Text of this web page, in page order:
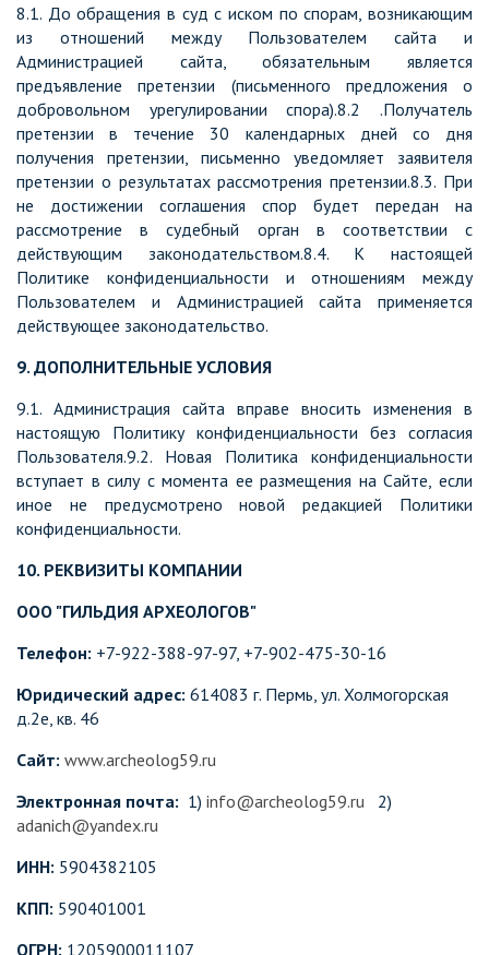
8.1. До обращения в суд с иском по спорам, возникающим
из отношений между Пользователем сайта и
Администрацией сайта, обязательным является
предъявление претензии (письменного предложения о
добровольном урегулировании спора).8.2 .Получатель
претензии в течение 30 календарных дней со дня
получения претензии, письменно уведомляет заявителя
претензии о результатах рассмотрения претензии.8.3. При
не достижении соглашения спор будет передан на
рассмотрение в судебный орган в соответствии с
действующим законодательством.8.4. К настоящей
Политике конфиденциальности и отношениям между
Пользователем и Администрацией сайта применяется
действующее законодательство.
9. ДОПОЛНИТЕЛЬНЫЕ УСЛОВИЯ
9.1. Администрация сайта вправе вносить изменения в
настоящую Политику конфиденциальности без согласия
Пользователя.9.2. Новая Политика конфиденциальности
вступает в силу с момента ее размещения на Сайте, если
иное не предусмотрено новой редакцией Политики
конфиденциальности.
10. РЕКВИЗИТЫ КОМПАНИИ
ООО "ГИЛЬДИЯ АРХЕОЛОГОВ"
Телефон: +7-922-388-97-97, +7-902-475-30-16
Юридический адрес: 614083 г. Пермь, ул. Холмогорская
д.2е, кв. 46
Сайт: www.archeolog59.ru
Электронная почта: 1) info@archeolog59.ru 2)
adanich@yandex.ru
ИНН: 5904382105
КПП: 590401001
ОГРН: 1205900011107